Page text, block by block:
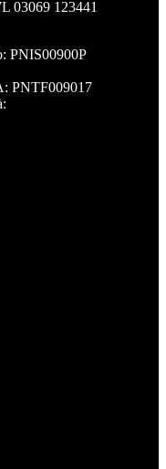
03069 123441
PNIS00900P
PNTF009017